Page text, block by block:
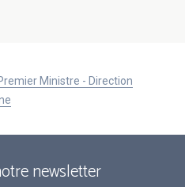
Ministre - Direction
newsletter